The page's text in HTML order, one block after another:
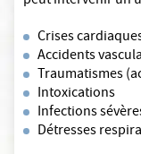
Crises
Accidents
Traumatismes
Intoxications
Infections
Détresses